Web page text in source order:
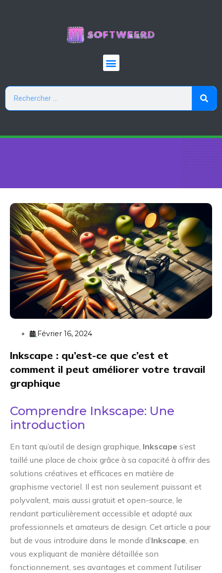
Février 16, 2024
Inkscape : qu’est-ce que c’est et
comment il peut améliorer votre travail
graphique
Comprendre Inkscape: Une
introduction
En tant qu’outil de design graphique, Inkscape s’est
taillé une place de choix grâce à sa capacité à offrir des
solutions créatives et efficaces en matière de
graphisme vectoriel. Il est non seulement puissant et
polyvalent, mais aussi gratuit et open-source, le
rendant particulièrement accessible et adapté aux
professionnels et amateurs de design. Cet article a pour
but de vous introduire dans le monde d’Inkscape, en
vous expliquant de manière détaillée son
fonctionnement, ses avantages et comment l’utiliser